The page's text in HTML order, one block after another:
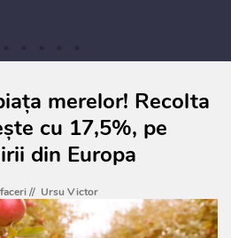
merelor! Recolta
cu 17,5%, pe
din Europa
// Ursu Victor